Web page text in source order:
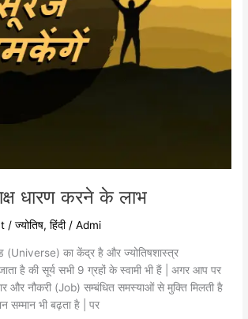
धारण करने के लाभ
/ज्योतिष,हिंदी/Admi
(Universe) का केंद्र है और ज्योतिषशास्त्र
है की सूर्य सभी 9 ग्रहों के स्वामी भी हैं | अगर आप पर
और नौकरी (Job) सम्बंधित समस्याओं से मुक्ति मिलती है
सम्मान भी बढ़ता है | पर